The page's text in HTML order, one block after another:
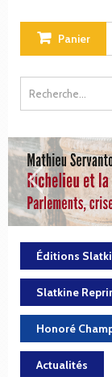
Panier
Éditions
Slatkine
Honoré
Actualités